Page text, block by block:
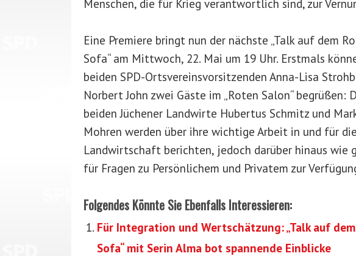
Menschen, die für Krieg verantwortlich sind, zur
Eine Premiere bringt nun der nächste „Talk auf dem
Sofa“ am Mittwoch, 22. Mai um 19 Uhr. Erstmals
beiden SPD-Ortsvereinsvorsitzenden Anna-Lisa
Norbert John zwei Gäste im „Roten Salon“ begrüßen:
beiden Jüchener Landwirte Hubertus Schmitz und
Mohren werden über ihre wichtige Arbeit in und für die
Landwirtschaft berichten, jedoch darüber hinaus wie
für Fragen zu Persönlichem und Privatem zur
Folgendes Könnte Sie Ebenfalls Interessieren:
Für Integration und Wertschätzung: „Talk auf
Sofa“ mit Serin Alma bot spannende Einblicke